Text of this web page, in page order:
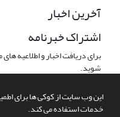
این وب سایت از کوکی ها برای
خدمات استفاده می کند.
آخرین اخبار
اشتراک خبرنامه
برای دریافت اخبار و اطلاعیه
شوید.